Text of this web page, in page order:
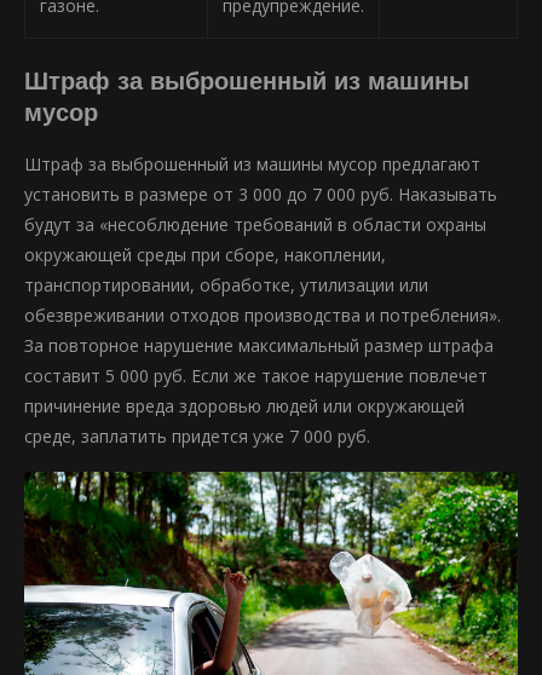
газоне. предупреждение.
Штраф за выброшенный из машины
мусор
Штраф за выброшенный из машины мусор предлагают
установить в размере от 3 000 до 7 000 руб. Наказывать
будут за «несоблюдение требований в области охраны
окружающей среды при сборе, накоплении,
транспортировании, обработке, утилизации или
обезвреживании отходов производства и потребления».
За повторное нарушение максимальный размер штрафа
составит 5 000 руб. Если же такое нарушение повлечет
причинение вреда здоровью людей или окружающей
среде, заплатить придется уже 7 000 руб.